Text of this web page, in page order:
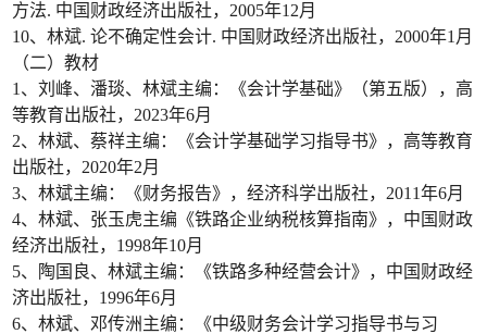
方法. 中国财政经济出版社，2005年12月
10、林斌. 论不确定性会计. 中国财政经济出版社，2000年1月
（二）教材
1、刘峰、潘琰、林斌主编：《会计学基础》（第五版），高
等教育出版社，2023年6月
2、林斌、蔡祥主编：《会计学基础学习指导书》，高等教育
出版社，2020年2月
3、林斌主编：《财务报告》，经济科学出版社，2011年6月
4、林斌、张玉虎主编《铁路企业纳税核算指南》，中国财政
经济出版社，1998年10月
5、陶国良、林斌主编：《铁路多种经营会计》，中国财政经
济出版社，1996年6月
6、林斌、邓传洲主编：《中级财务会计学习指导书与习